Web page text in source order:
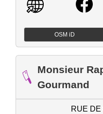
OSM iD
Monsieur
Gourmand
RUE